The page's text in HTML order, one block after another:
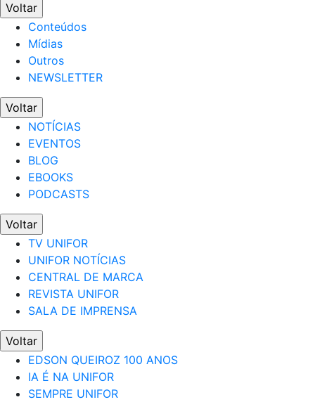
Voltar
Conteúdos
Mídias
Outros
NEWSLETTER
Voltar
NOTÍCIAS
EVENTOS
BLOG
EBOOKS
PODCASTS
Voltar
TV UNIFOR
UNIFOR NOTÍCIAS
CENTRAL DE MARCA
REVISTA UNIFOR
SALA DE IMPRENSA
Voltar
EDSON QUEIROZ 100 ANOS
IA É NA UNIFOR
SEMPRE UNIFOR